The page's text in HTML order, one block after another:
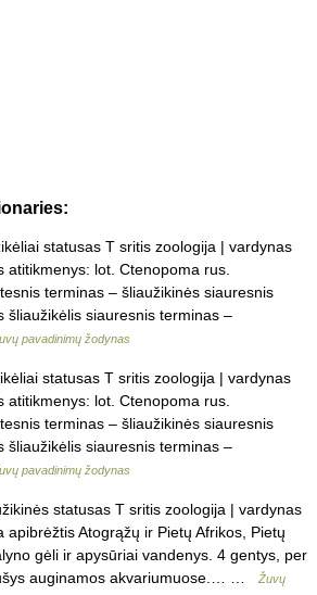
statusas T sritis zoologija | vardynas
atitikmenys: lot. Ctenopoma rus.
terminas – šliaužikinės siauresnis
šliaužikėlis siauresnis terminas –
pavadinimų žodynas
statusas T sritis zoologija | vardynas
atitikmenys: lot. Ctenopoma rus.
terminas – šliaužikinės siauresnis
šliaužikėlis siauresnis terminas –
pavadinimų žodynas
statusas T sritis zoologija | vardynas
apibrėžtis Atogrąžų ir Pietų Afrikos, Pietų
gėli ir apysūriai vandenys. 4 gentys, per
auginamos akvariumuose.… …
Žuvų